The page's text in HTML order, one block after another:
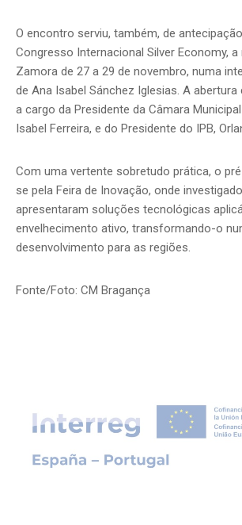
O encontro serviu, também, de
Congresso Internacional Silver Economy, a
Zamora de 27 a 29 de novembro, numa
de Ana Isabel Sánchez Iglesias. A
a cargo da Presidente da Câmara
Isabel Ferreira, e do Presidente do IPB,
Com uma vertente sobretudo prática, o
se pela Feira de Inovação, onde
apresentaram soluções tecnológicas
envelhecimento ativo, transformando-o
desenvolvimento para as regiões.
Fonte/Foto: CM Bragança